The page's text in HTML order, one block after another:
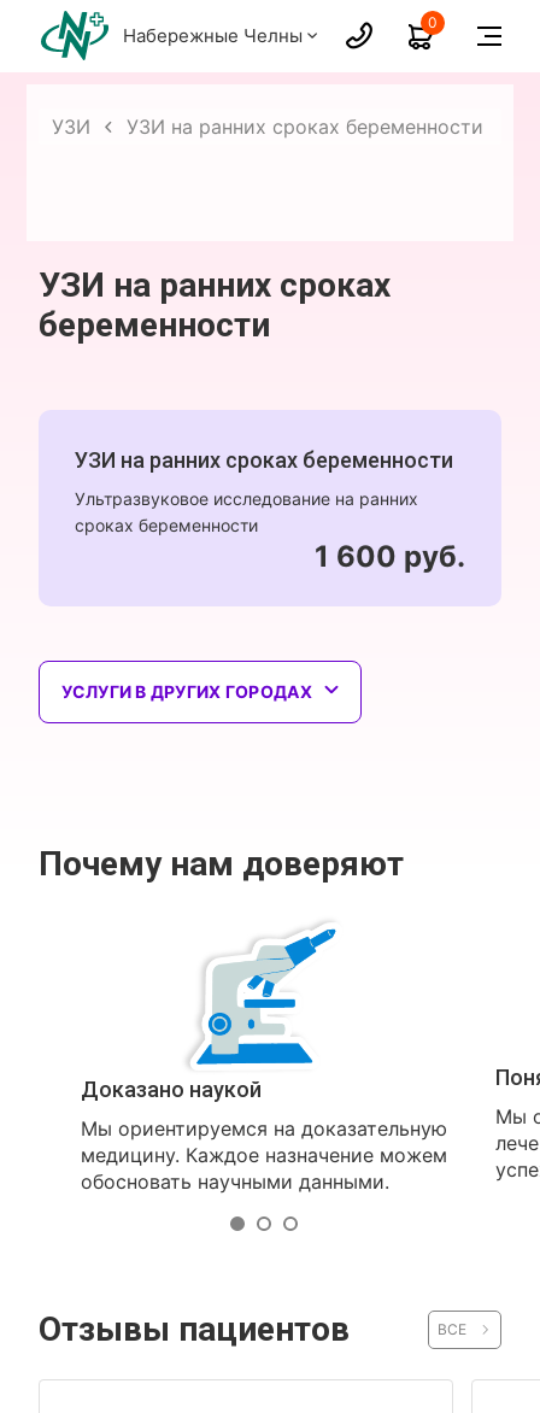
Набережные Челны
0
УЗИ УЗИ на ранних сроках беременности
УЗИ на ранних сроках
беременности
УЗИ на ранних сроках беременности
Ультразвуковое исследование на ранних
сроках беременности
1 600 руб.
УСЛУГИ В ДРУГИХ ГОРОДАХ
Почему нам доверяют
Доказано наукой
Мы ориентируемся на доказательную
медицину. Каждое назначение можем
обосновать научными данными.
Мы
Отзывы пациентов ВСЕ